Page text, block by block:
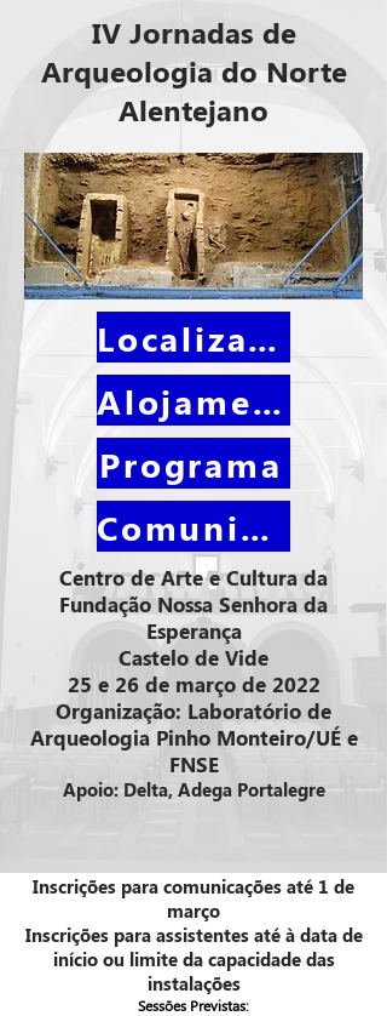
IV Jornadas de
Arqueologia do Norte
Alentejano
Localização
Alojamentos
Programa
Comunicantes
Centro de Arte e Cultura da
Fundação Nossa Senhora da
Esperança
Castelo de Vide
25 e 26 de março de 2022
Organização: Laboratório de
Arqueologia Pinho Monteiro/UÉ e
FNSE
Apoio: Delta, Adega Portalegre
Inscrições para comunicações até 1 de
março
Inscrições para assistentes até à data de
início ou limite da capacidade das
instalações
Sessões Previstas: